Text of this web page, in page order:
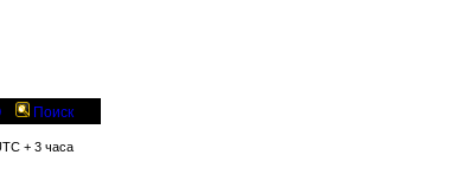
Поиск
+ 3 часа